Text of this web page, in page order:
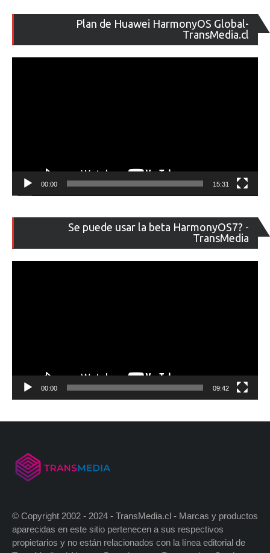
Plan de Huawei HarmonyOS Global-
TransMedia.cl
de
00:00 15:31
Se puede usar la beta HarmonyOS7? -
TransMedia
de
00:00 09:42
© Copyright 2002 - 2024 - TransMedia.cl - Marcas y productos
aparecidas en este sitio pertenecen a sus respectivos
propietarios y no están relacionados con la línea editorial de